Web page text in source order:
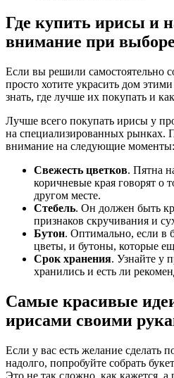
Где купить ирисы и
внимание при
Если вы решили самостоятельно
просто хотите украсить дом
знать, где лучше их покупать и
Лучше всего покупать ирисы у
на специализированных рынках.
внимание на следующие моменты:
Свежесть цветков. Пятна
коричневые края говорят о
другом месте.
Стебель. Он должен быть
признаков скручивания и
Бутон. Оптимально, если в
цветы, и бутоны, которые
Срок хранения. Узнайте у
хранились и есть ли
Самые красивые
ирисами своими
Если у вас есть желание сделать
надолго, попробуйте собрать